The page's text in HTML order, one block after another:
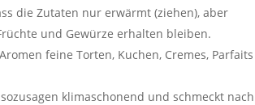
die Zutaten nur erwärmt (ziehen), aber
und Gewürze erhalten bleiben.
feine Torten, Kuchen, Cremes, Parfaits
klimaschonend und schmeckt nach